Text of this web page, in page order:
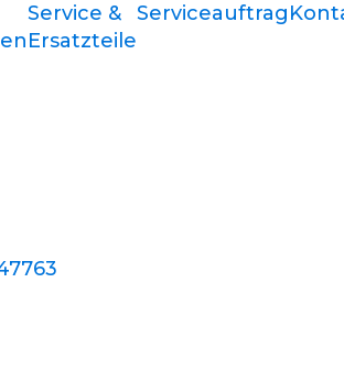
Service &
Ersatzteile
Serviceauftrag